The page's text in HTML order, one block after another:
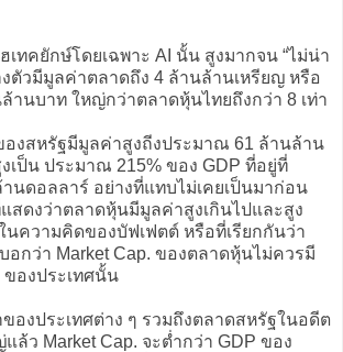
ทคยักษ์โดยเฉพาะ AI นั้น สูงมากจน “ไม่น่า
งตัวมีมูลค่าตลาดถึง 4 ล้านล้านเหรียญ หรือ
านบาท ใหญ่กว่าตลาดหุ้นไทยถึงกว่า 8 เท่า
งสหรัฐมีมูลค่าสูงถีงประมาณ 61 ล้านล้าน
เป็น ประมาณ 215% ของ GDP ที่อยู่ที่
นดอลลาร์ อย่างที่แทบไม่เคยเป็นมาก่อน
สดงว่าตลาดหุ้นมีมูลค่าสูงเกินไปและสูง
นความคิดของบัฟเฟตต์ หรือที่เรียกกันว่า
อกว่า Market Cap. ของตลาดหุ้นไม่ควรมี
ของประเทศนั้น
องประเทศต่าง ๆ รวมถึงตลาดสหรัฐในอดีต
ล้ว Market Cap. จะต่ำกว่า GDP ของ